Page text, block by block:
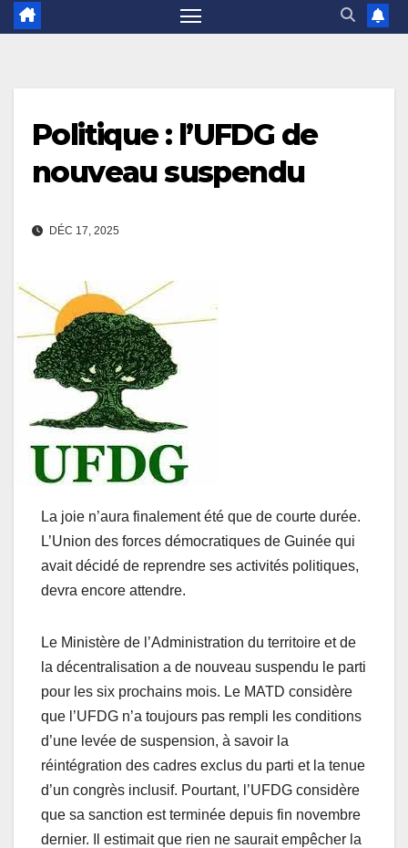
Politique : l’UFDG de
nouveau suspendu
DÉC 17, 2025
La joie n’aura finalement été que de courte durée.
L’Union des forces démocratiques de Guinée qui
avait décidé de reprendre ses activités politiques,
devra encore attendre.
Le Ministère de l’Administration du territoire et de
la décentralisation a de nouveau suspendu le parti
pour les six prochains mois. Le MATD considère
que l’UFDG n’a toujours pas rempli les conditions
d’une levée de suspension, à savoir la
réintégration des cadres exclus du parti et la tenue
d’un congrès inclusif. Pourtant, l’UFDG considère
que sa sanction est terminée depuis fin novembre
dernier. Il estimait que rien ne saurait empêcher la